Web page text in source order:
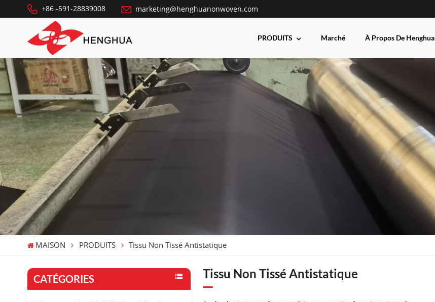
+86 -591-28839008 marketing@henghuanonwoven.com
PRODUITS Marché À Propos De Henghua
MAISON PRODUITS Tissu Non Tissé Antistatique
CATÉGORIES Tissu Non Tissé Antistatique